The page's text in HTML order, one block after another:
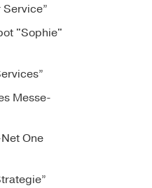
"Sophie"
Messe-
One